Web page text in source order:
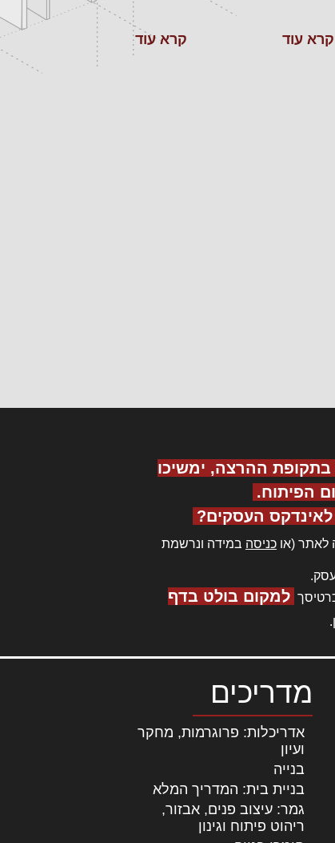
קרא עוד קרא עוד
ההרצה, ימשיכו
הפיתוח.
העסקים?
לאתר (או כניסה במידה ונרשמת
למקום בולט בדף
.
מדריכים
אדריכלות: פרוגרמות, מחקר
ועיון
בנייה
בניית בית: המדריך המלא
גמר: עיצוב פנים, אבזור,
ריהוט פיתוח וגינון